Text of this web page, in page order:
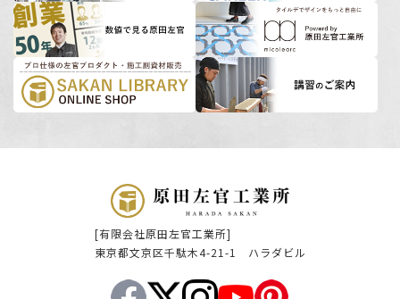
[有限会社原田左官工業所]
東京都文京区千駄木4-21-1 ハラダビル